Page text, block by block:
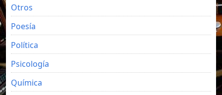
Otros
Poesía
Política
Psicología
Química